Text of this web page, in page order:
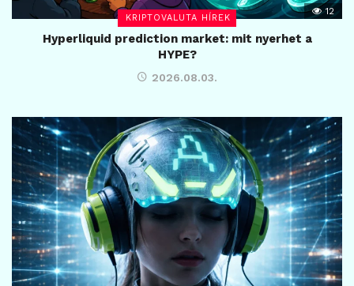
KRIPTOVALUTA HÍREK
12
Hyperliquid prediction market: mit nyerhet a
HYPE?
2026.08.03.